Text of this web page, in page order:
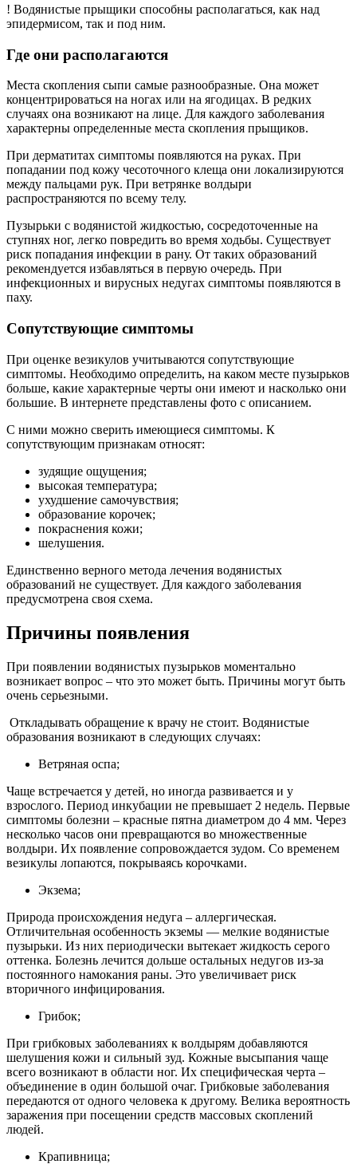
! Водянистые прыщики способны располагаться, как над
эпидермисом, так и под ним.
Где они располагаются
Места скопления сыпи самые разнообразные. Она может
концентрироваться на ногах или на ягодицах. В редких
случаях она возникают на лице. Для каждого заболевания
характерны определенные места скопления прыщиков.
При дерматитах симптомы появляются на руках. При
попадании под кожу чесоточного клеща они локализируются
между пальцами рук. При ветрянке волдыри
распространяются по всему телу.
Пузырьки с водянистой жидкостью, сосредоточенные на
ступнях ног, легко повредить во время ходьбы. Существует
риск попадания инфекции в рану. От таких образований
рекомендуется избавляться в первую очередь. При
инфекционных и вирусных недугах симптомы появляются в
паху.
Сопутствующие симптомы
При оценке везикулов учитываются сопутствующие
симптомы. Необходимо определить, на каком месте пузырьков
больше, какие характерные черты они имеют и насколько они
большие. В интернете представлены фото с описанием.
С ними можно сверить имеющиеся симптомы. К
сопутствующим признакам относят:
зудящие ощущения;
высокая температура;
ухудшение самочувствия;
образование корочек;
покраснения кожи;
шелушения.
Единственно верного метода лечения водянистых
образований не существует. Для каждого заболевания
предусмотрена своя схема.
Причины появления
При появлении водянистых пузырьков моментально
возникает вопрос – что это может быть. Причины могут быть
очень серьезными.
Откладывать обращение к врачу не стоит. Водянистые
образования возникают в следующих случаях:
Ветряная оспа;
Чаще встречается у детей, но иногда развивается и у
взрослого. Период инкубации не превышает 2 недель. Первые
симптомы болезни – красные пятна диаметром до 4 мм. Через
несколько часов они превращаются во множественные
волдыри. Их появление сопровождается зудом. Со временем
везикулы лопаются, покрываясь корочками.
Экзема;
Природа происхождения недуга – аллергическая.
Отличительная особенность экземы — мелкие водянистые
пузырьки. Из них периодически вытекает жидкость серого
оттенка. Болезнь лечится дольше остальных недугов из-за
постоянного намокания раны. Это увеличивает риск
вторичного инфицирования.
Грибок;
При грибковых заболеваниях к волдырям добавляются
шелушения кожи и сильный зуд. Кожные высыпания чаще
всего возникают в области ног. Их специфическая черта –
объединение в один большой очаг. Грибковые заболевания
передаются от одного человека к другому. Велика вероятность
заражения при посещении средств массовых скоплений
людей.
Крапивница;